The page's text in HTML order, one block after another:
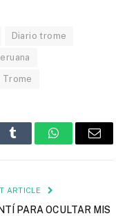
Diario trome
Trome
Tumblr WhatsAppEmail
ARTICLE
PARA OCULTAR MIS